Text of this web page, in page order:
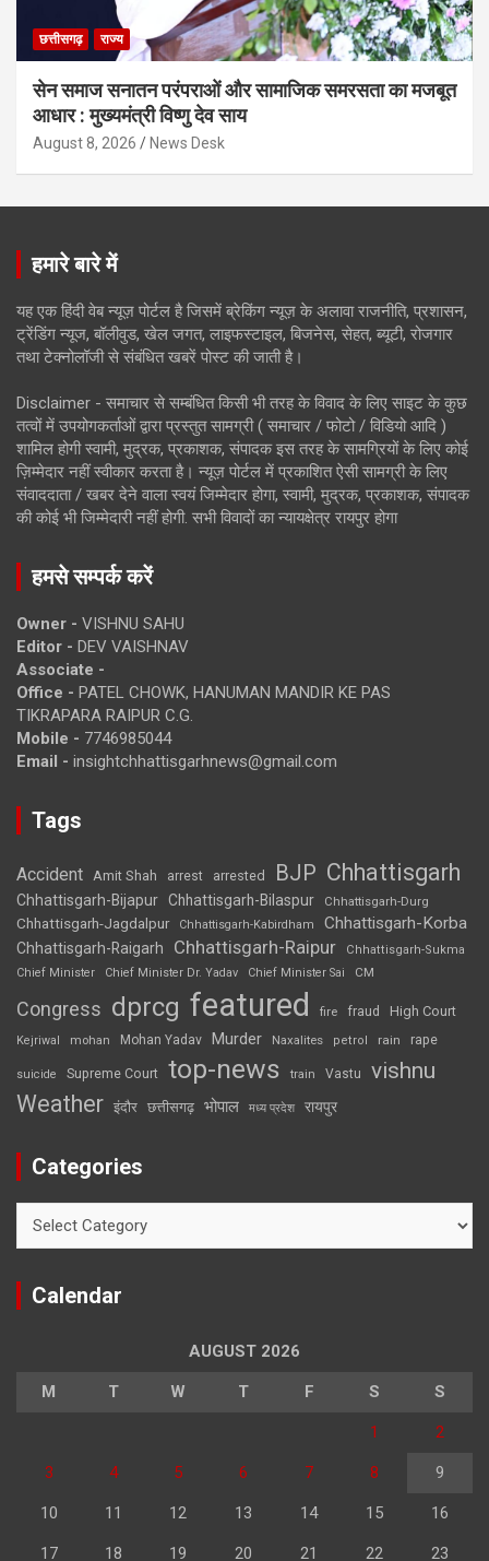
छत्तीसगढ़ राज्य
सेन समाज सनातन परंपराओं और सामाजिक समरसता का मजबूत
आधार : मुख्यमंत्री विष्णु देव साय
August 8, 2026 News Desk
हमारे बारे में
यह एक हिंदी वेब न्यूज़ पोर्टल है जिसमें ब्रेकिंग न्यूज़ के अलावा राजनीति, प्रशासन,
ट्रेंडिंग न्यूज, बॉलीवुड, खेल जगत, लाइफस्टाइल, बिजनेस, सेहत, ब्यूटी, रोजगार
तथा टेक्नोलॉजी से संबंधित खबरें पोस्ट की जाती है।
Disclaimer - समाचार से सम्बंधित किसी भी तरह के विवाद के लिए साइट के कुछ
तत्वों में उपयोगकर्ताओं द्वारा प्रस्तुत सामग्री ( समाचार / फोटो / विडियो आदि )
शामिल होगी स्वामी, मुद्रक, प्रकाशक, संपादक इस तरह के सामग्रियों के लिए कोई
ज़िम्मेदार नहीं स्वीकार करता है। न्यूज़ पोर्टल में प्रकाशित ऐसी सामग्री के लिए
संवाददाता / खबर देने वाला स्वयं जिम्मेदार होगा, स्वामी, मुद्रक, प्रकाशक, संपादक
की कोई भी जिम्मेदारी नहीं होगी. सभी विवादों का न्यायक्षेत्र रायपुर होगा
हमसे सम्पर्क करें
Owner - VISHNU SAHU
Editor - DEV VAISHNAV
Associate -
Office - PATEL CHOWK, HANUMAN MANDIR KE PAS
TIKRAPARA RAIPUR C.G.
Mobile - 7746985044
Email - insightchhattisgarhnews@gmail.com
Tags
Accident Amit Shah arrest arrested BJP Chhattisgarh
Chhattisgarh-Bijapur Chhattisgarh-Bilaspur Chhattisgarh-Durg
Chhattisgarh-Jagdalpur Chhattisgarh-Kabirdham Chhattisgarh-Korba
Chhattisgarh-Raigarh Chhattisgarh-Raipur
Chhattisgarh-Sukma
Chief Minister
Chief Minister Dr. Yadav Chief Minister Sai CM
Congress dprcg featured fire fraud High Court
Kejriwal mohan Mohan Yadav Murder Naxalites petrol rain rape
suicide Supreme Court top-news train Vastu vishnu
Weather इंदौर छत्तीसगढ़ भोपाल मध्य प्रदेश रायपुर
Categories
Calendar
AUGUST 2026
M T W T F S S
1 2
3 4 5 6 7 8 9
10 11 12 13 14 15 16
17 18 19 20 21 22 23